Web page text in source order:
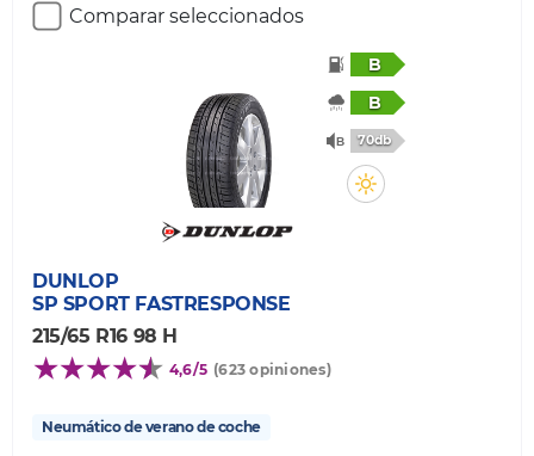
Comparar seleccionados
B
B
70db
DUNLOP
SP SPORT FASTRESPONSE
215/65 R16 98 H
4,6/5 (623 opiniones)
Neumático de verano de coche